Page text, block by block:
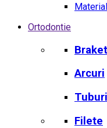
Ortodontie
Braket
Arcuri
Tuburi
Filete